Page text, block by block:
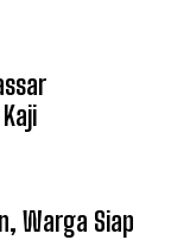
Warga Siap